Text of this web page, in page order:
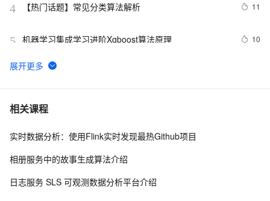
4 【热门话题】常见分类算法解析 11
5 机器学习集成学习进阶Xgboost算法原理 10
6
【滤波跟踪】基于卡尔曼滤波算法实现飞行物体运动轨迹
7 数组求和算法系列
8 游戏人工智能——A*寻路算法实践
相关课程
实时数据分析：使用Flink实时发现最热Github项目
相册服务中的故事生成算法介绍
日志服务 SLS 可观测数据分析平台介绍